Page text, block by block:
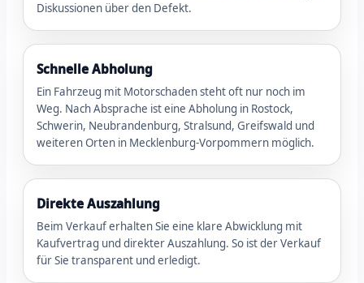
Diskussionen über den Defekt.
Schnelle Abholung
Ein Fahrzeug mit Motorschaden steht oft nur noch im
Weg. Nach Absprache ist eine Abholung in Rostock,
Schwerin, Neubrandenburg, Stralsund, Greifswald und
weiteren Orten in Mecklenburg-Vorpommern möglich.
Direkte Auszahlung
Beim Verkauf erhalten Sie eine klare Abwicklung mit
Kaufvertrag und direkter Auszahlung. So ist der Verkauf
für Sie transparent und erledigt.